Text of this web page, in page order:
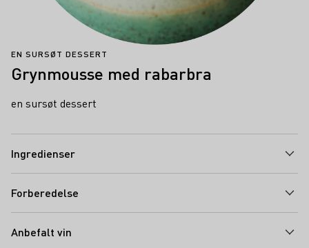
EN SURSØT DESSERT
Grynmousse med rabarbra
en sursøt dessert
Ingredienser
Forberedelse
Anbefalt vin